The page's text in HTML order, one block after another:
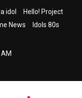
idol
Hello! Project
News
Idols 80s